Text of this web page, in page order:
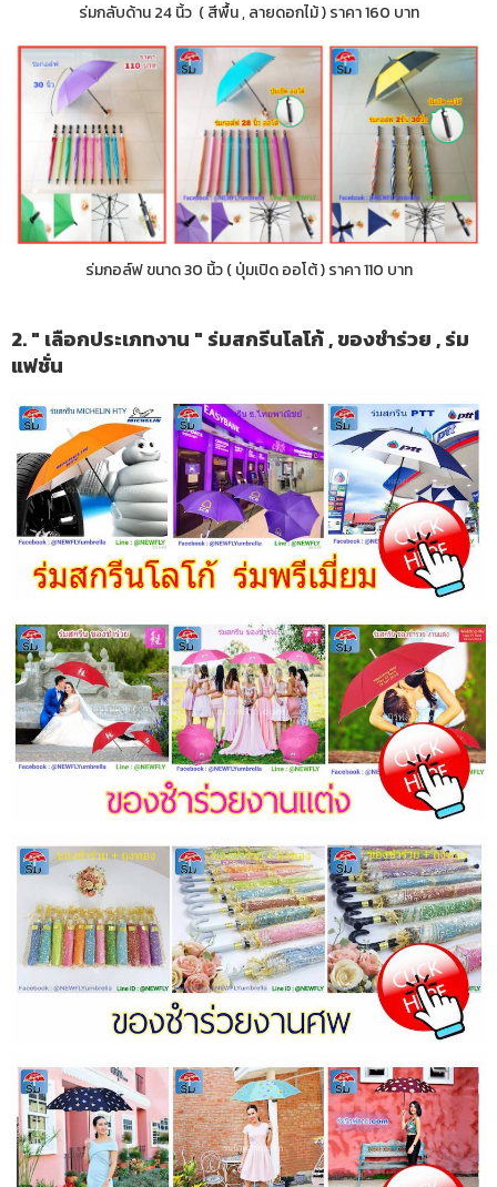
ร่มกลับด้าน 24 นิ้ว ( สีพื้น , ลายดอกไม้ ) ราคา 160 บาท
ร่มกอล์ฟ ขนาด 30 นิ้ว ( ปุ่มเปิด ออโต้ ) ราคา 110 บาท
2. " เลือกประเภทงาน " ร่มสกรีนโลโก้ , ของชำร่วย , ร่ม
แฟชั่น